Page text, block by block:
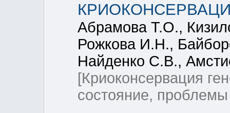
Абрамова Т.О.,
Рожкова И.Н.,
Найденко С.В.,
[Криоконсервация
состояние,